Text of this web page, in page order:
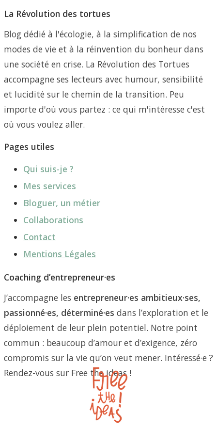
La Révolution des tortues
Blog dédié à l'écologie, à la simplification de nos
modes de vie et à la réinvention du bonheur dans
une société en crise. La Révolution des Tortues
accompagne ses lecteurs avec humour, sensibilité
et lucidité sur le chemin de la transition. Peu
importe d'où vous partez : ce qui m'intéresse c'est
où vous voulez aller.
Pages utiles
Qui suis-je ?
Mes services
Bloguer, un métier
Collaborations
Contact
Mentions Légales
Coaching d’entrepreneur·es
J’accompagne les entrepreneur·es ambitieux·ses,
passionné·es, déterminé·es dans l’exploration et le
déploiement de leur plein potentiel. Notre point
commun : beaucoup d’amour et d’exigence, zéro
compromis sur la vie qu’on veut mener. Intéressé·e ?
Rendez-vous sur Free the ideas !